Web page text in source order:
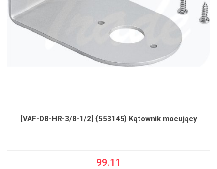
[VAF-DB-HR-3/8-1/2] {553145} Kątownik mocujący
99.11